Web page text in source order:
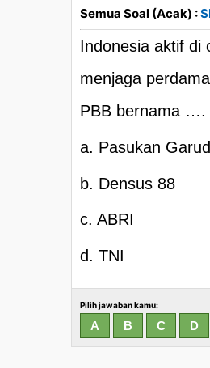
Semua Soal (Acak) :
Indonesia aktif di
menjaga
PBB bernama ….
a. Pasukan
b. Densus 88
c. ABRI
d. TNI
Pilih jawaban kamu: